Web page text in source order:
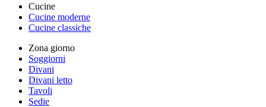
Cucine
Cucine moderne
Cucine classiche
Zona giorno
Soggiorni
Divani
Divani letto
Tavoli
Sedie